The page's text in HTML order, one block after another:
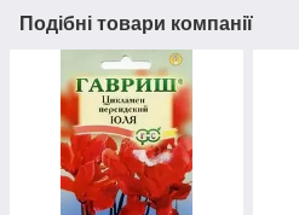
Подібні товари компанії